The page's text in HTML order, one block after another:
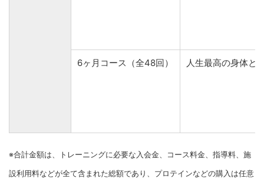
6ヶ月コース（全48回） 人生最高の身体と
※合計金額は、トレーニングに必要な入会金、コース料金、指導料、施
設利用料などが全て含まれた総額であり、プロテインなどの購入は任意